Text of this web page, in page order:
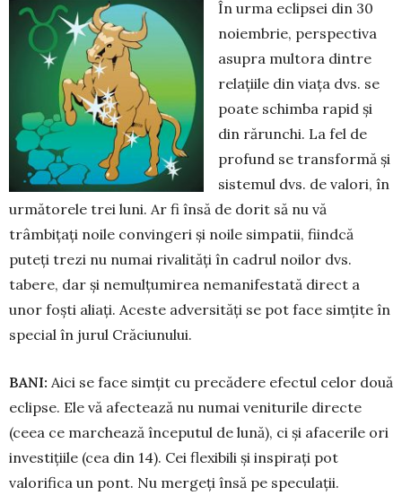
În urma eclipsei din 30
noiembrie, perspectiva
asu­pra multora dintre
relațiile din viața dvs. se
poate schimba rapid și
din ră­runchi. La fel de
profund se trans­formă și
sistemul dvs. de valori, în
următorele trei luni. Ar fi însă de dorit să nu vă
trâmbițați noile convingeri și noile simpatii, fiindcă
puteți trezi nu numai rivalități în cadrul noilor dvs.
tabere, dar și nemulțumirea ne­ma­ni­fes­tată direct a
unor foști aliați. Aceste adversităţi se pot face simțite în
spe­cial în jurul Crăciunului.
BANI: Aici se face simțit cu pre­cădere efectul celor două
eclipse. Ele vă afectează nu numai ve­niturile directe
(ceea ce marchează în­ceputul de lună), ci și afacerile ori
in­vestițiile (cea din 14). Cei flexibili și ins­pirați pot
valorifica un pont. Nu mer­geți însă pe speculații.